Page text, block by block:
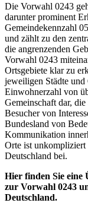
Die Vorwahl 0243
darunter prominent
Gemeindekennzahl
und zählt zu den
die angrenzenden
Vorwahl 0243
Ortsgebiete klar zu
jeweiligen Städte
Einwohnerzahl von
Gemeinschaft dar,
Besucher von
Bundesland von
Kommunikation
Orte ist unkompliziert
Deutschland bei.
Hier finden Sie eine
zur Vorwahl 0243
Deutschland.